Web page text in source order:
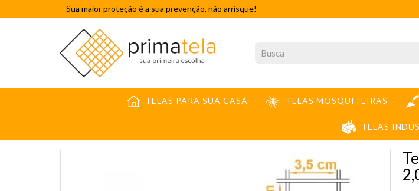
Sua maior proteção é a sua prevenção, não arrisque!
TELAS PARA SUA CASA TELAS MOSQUITEIRAS
TELAS
TELA SOLDADA GALVANIZADA MALHA 35X35MM FIO